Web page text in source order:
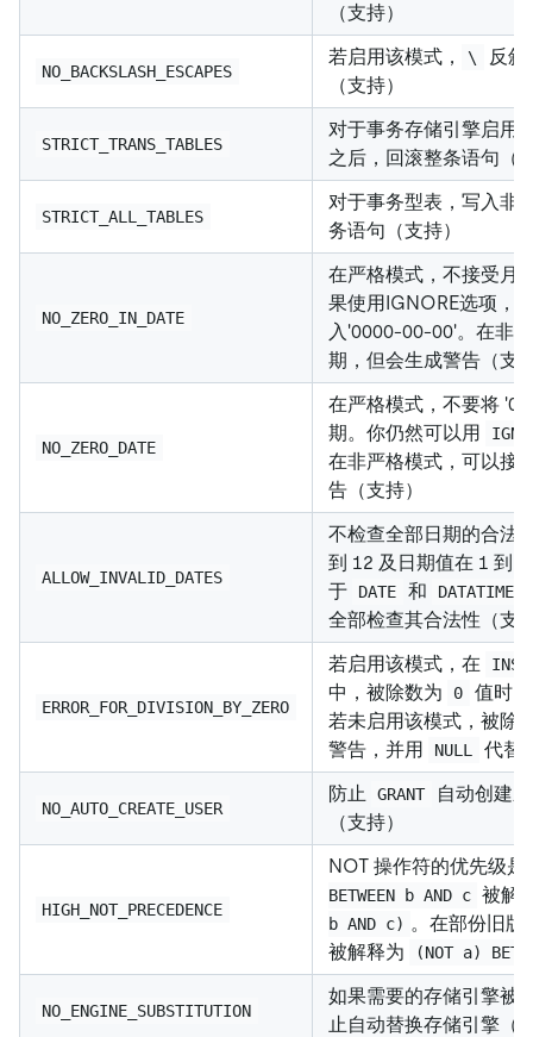
（支持）
NO_BACKSLASH_ESCAPES
若启用该模式， \
反斜
（支持）
STRICT_TRANS_TABLES
对于事务存储引擎启用
之后，回滚整条语句（
STRICT_ALL_TABLES
对于事务型表，写入非
务语句（支持）
NO_ZERO_IN_DATE
在严格模式，不接受月
果使用IGNORE选项，
入'0000-00-00'。在非
期，但会生成警告（支
NO_ZERO_DATE
在严格模式，不要将
期。你仍然可以用
在非严格模式，可以接
告（支持）
ALLOW_INVALID_DATES
不检查全部日期的合法
到 12 及日期值在 1 到
于
DATE 和 DATATIME
全部检查其合法性（支
ERROR_FOR_DIVISION_BY_ZERO
若启用该模式，在
中，被除数为 0
值时
若未启用该模式，被除
警告，并用
NULL 代替
NO_AUTO_CREATE_USER
防止 GRANT
自动创建
（支持）
HIGH_NOT_PRECEDENCE
NOT 操作符的优先级
BETWEEN b AND c 被解
b AND c) 。在部份旧版
被解释为
(NOT a)
NO_ENGINE_SUBSTITUTION
如果需要的存储引擎被
止自动替换存储引擎（